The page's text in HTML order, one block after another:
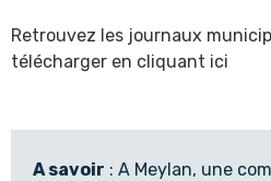
Retrouvez les journaux
télécharger en cliquant ici
A savoir : A Meylan, une